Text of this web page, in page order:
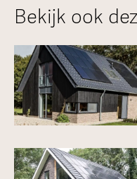
Bekijk ook